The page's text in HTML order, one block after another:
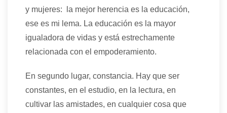
y mujeres: la mejor herencia es la educación,
ese es mi lema. La educación es la mayor
igualadora de vidas y está estrechamente
relacionada con el empoderamiento.
En segundo lugar, constancia. Hay que ser
constantes, en el estudio, en la lectura, en
cultivar las amistades, en cualquier cosa que